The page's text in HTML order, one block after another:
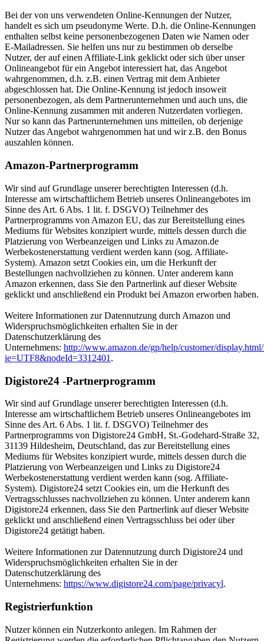
Bei der von uns verwendeten Online-Kennungen der Nutzer,
handelt es sich um pseudonyme Werte. D.h. die Online-Kennungen
enthalten selbst keine personenbezogenen Daten wie Namen oder
E-Mailadressen. Sie helfen uns nur zu bestimmen ob derselbe
Nutzer, der auf einen Affiliate-Link geklickt oder sich über unser
Onlineangebot für ein Angebot interessiert hat, das Angebot
wahrgenommen, d.h. z.B. einen Vertrag mit dem Anbieter
abgeschlossen hat. Die Online-Kennung ist jedoch insoweit
personenbezogen, als dem Partnerunternehmen und auch uns, die
Online-Kennung zusammen mit anderen Nutzerdaten vorliegen.
Nur so kann das Partnerunternehmen uns mitteilen, ob derjenige
Nutzer das Angebot wahrgenommen hat und wir z.B. den Bonus
auszahlen können.
Amazon-Partnerprogramm
Wir sind auf Grundlage unserer berechtigten Interessen (d.h.
Interesse am wirtschaftlichem Betrieb unseres Onlineangebotes im
Sinne des Art. 6 Abs. 1 lit. f. DSGVO) Teilnehmer des
Partnerprogramms von Amazon EU, das zur Bereitstellung eines
Mediums für Websites konzipiert wurde, mittels dessen durch die
Platzierung von Werbeanzeigen und Links zu Amazon.de
Werbekostenerstattung verdient werden kann (sog. Affiliate-
System). Amazon setzt Cookies ein, um die Herkunft der
Bestellungen nachvollziehen zu können. Unter anderem kann
Amazon erkennen, dass Sie den Partnerlink auf dieser Website
geklickt und anschließend ein Produkt bei Amazon erworben haben.
Weitere Informationen zur Datennutzung durch Amazon und
Widerspruchsmöglichkeiten erhalten Sie in der
Datenschutzerklärung des
Unternehmens: http://www.amazon.de/gp/help/customer/
ie=UTF8&nodeId=3312401 .
Digistore24 -Partnerprogramm
Wir sind auf Grundlage unserer berechtigten Interessen (d.h.
Interesse am wirtschaftlichem Betrieb unseres Onlineangebotes im
Sinne des Art. 6 Abs. 1 lit. f. DSGVO) Teilnehmer des
Partnerprogramms von Digistore24 GmbH, St.-Godehard-Straße 32,
31139 Hildesheim, Deutschland, das zur Bereitstellung eines
Mediums für Websites konzipiert wurde, mittels dessen durch die
Platzierung von Werbeanzeigen und Links zu Digistore24
Werbekostenerstattung verdient werden kann (sog. Affiliate-
System). Digistore24 setzt Cookies ein, um die Herkunft des
Vertragsschlusses nachvollziehen zu können. Unter anderem kann
Digistore24 erkennen, dass Sie den Partnerlink auf dieser Website
geklickt und anschließend einen Vertragsschluss bei oder über
Digistore24 getätigt haben.
Weitere Informationen zur Datennutzung durch Digistore24 und
Widerspruchsmöglichkeiten erhalten Sie in der
Datenschutzerklärung des
Unternehmens: https://www.digistore24.com/page/privacyl.
Registrierfunktion
Nutzer können ein Nutzerkonto anlegen. Im Rahmen der